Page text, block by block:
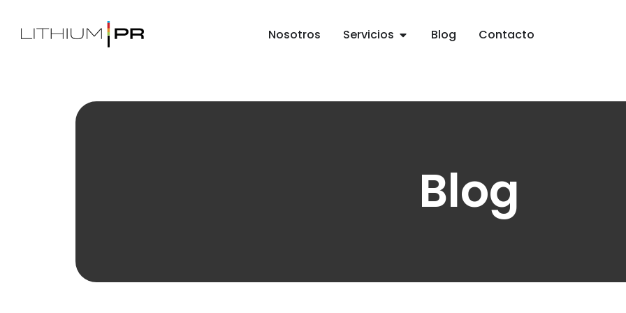
Nosotros Servicios Blog Contacto
Blog